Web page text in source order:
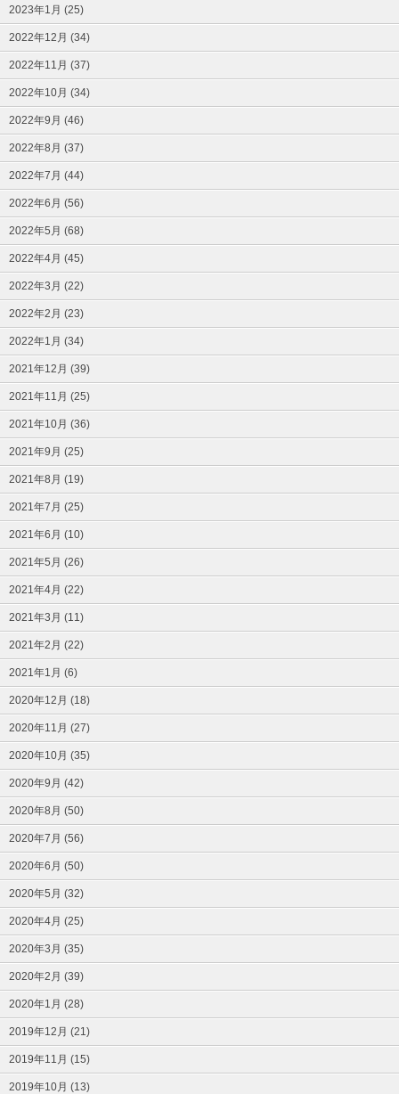
2023年1月 (25)
2022年12月 (34)
2022年11月 (37)
2022年10月 (34)
2022年9月 (46)
2022年8月 (37)
2022年7月 (44)
2022年6月 (56)
2022年5月 (68)
2022年4月 (45)
2022年3月 (22)
2022年2月 (23)
2022年1月 (34)
2021年12月 (39)
2021年11月 (25)
2021年10月 (36)
2021年9月 (25)
2021年8月 (19)
2021年7月 (25)
2021年6月 (10)
2021年5月 (26)
2021年4月 (22)
2021年3月 (11)
2021年2月 (22)
2021年1月 (6)
2020年12月 (18)
2020年11月 (27)
2020年10月 (35)
2020年9月 (42)
2020年8月 (50)
2020年7月 (56)
2020年6月 (50)
2020年5月 (32)
2020年4月 (25)
2020年3月 (35)
2020年2月 (39)
2020年1月 (28)
2019年12月 (21)
2019年11月 (15)
2019年10月 (13)